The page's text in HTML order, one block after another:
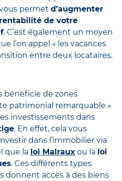
permet d’augmenter
de votre
. C’est également un moyen
l’on appel « les vacances
entre deux locataires.
bénéficie de zones
patrimonial remarquable »
investissements dans
. En effet, cela vous
dans l’immobilier via
que la loi Malraux ou la loi
. Ces différents types
donnent accès à des biens